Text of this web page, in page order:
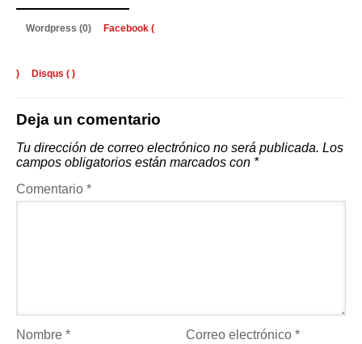
Wordpress (0) Facebook (
) Disqus ( )
Deja un comentario
Tu dirección de correo electrónico no será publicada. Los
campos obligatorios están marcados con *
Comentario *
Nombre * Correo electrónico*